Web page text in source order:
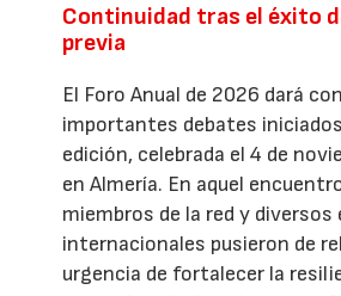
Continuidad tras el éxito
previa
El Foro Anual de 2026 dará
importantes debates
edición, celebrada el 4 de
en Almería. En aquel
miembros de la red y diversos
internacionales pusieron de
urgencia de fortalecer la